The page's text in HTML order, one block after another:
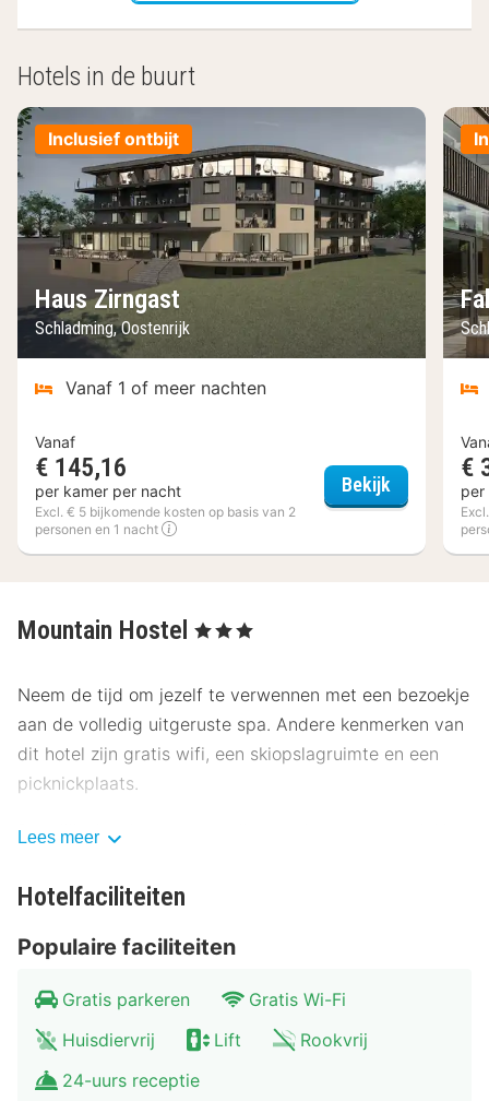
Hotels in de buurt
Inclusief ontbijt
Haus Zirngast
Schladming, Oostenrijk
Vanaf 1 of meer nachten
Vanaf
€ 145,16
per kamer per nacht
Excl. € 5 bijkomende kosten op basis van 2
personen en 1 nacht
Bekijk Haus
€
per
Mountain Hostel , 3 Sterren
Neem de tijd om jezelf te verwennen met een bezoekje
aan de volledig uitgeruste spa. Andere kenmerken van
dit hotel zijn gratis wifi, een skiopslagruimte en een
picknickplaats.
Dagelijks kun je tegen betaling genieten van een lekker
10.00 uur.
Enkele van de voorzieningen zijn een snelle
incheckservice, een bagageopslagruimte en een lift.
Ter plaatse heb je gratis parkeerplaatsen.
Overnacht in één van de 40 kamers met een smart-tv.
Er is gratis wifi op de kamer als je op het internet wilt
Lees meer
Hotelfaciliteiten
Populaire faciliteiten
Gratis parkeren
Gratis Wi-Fi
Huisdiervrij
Lift
Rookvrij
24-uurs receptie